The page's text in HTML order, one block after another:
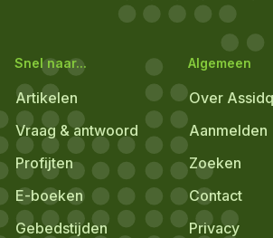
Snel naar...
Artikelen
Vraag & antwoord
Profijten
E-boeken
Gebedstijden
Algemeen
Over Assidq
Aanmelden
Zoeken
Contact
Privacy